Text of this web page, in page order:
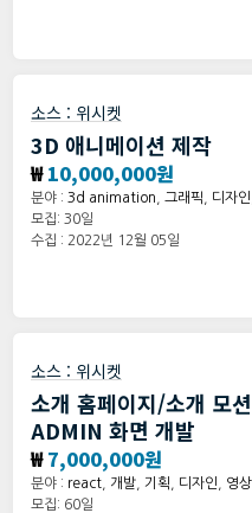
소스 : 위시켓
3D 애니메이션 제작
₩10,000,000원
분야 : 3d animation 그래픽 디자인
모집: 30일
수집 : 2022년 12월 05일
소스 : 위시켓
소개 홈페이지/소개 모
ADMIN 화면 개발
₩7,000,000원
분야 : react 개발 기획 디자인 영상
모집: 60일